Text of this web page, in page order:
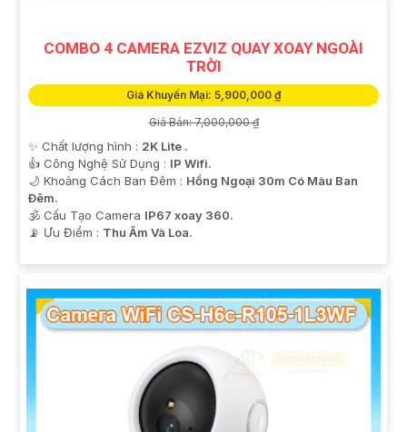
COMBO 4 CAMERA EZVIZ QUAY XOAY NGOÀI
TRỜI
Giá Khuyến Mại: 5,900,000 ₫
Giá Bán: 7,000,000 ₫
✨ Chất lượng hình : 2K Lite .
👍 Công Nghệ Sử Dụng : IP Wifi.
🌙 Khoảng Cách Ban Đêm : Hồng Ngoại 30m Có Màu Ban
Ðêm.
🕉️ Cấu Tạo Camera IP67 xoay 360.
️📡 Ưu Điểm : Thu Âm Và Loa.